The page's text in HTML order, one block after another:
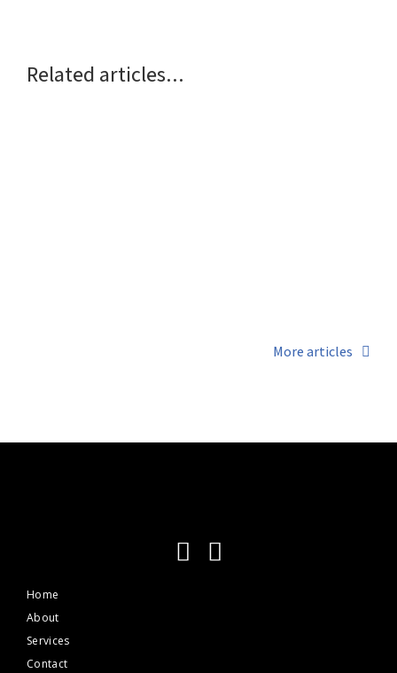
Related articles...
More articles
Home
About
Services
Contact